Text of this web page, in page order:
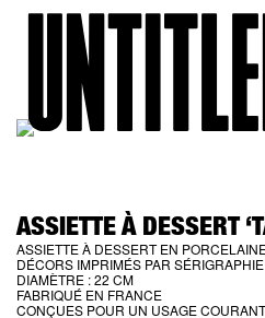
Shop
ASSIETTE À DESSERT
ASSIETTE À DESSERT EN
DÉCORS IMPRIMÉS PAR
DIAMÈTRE : 22 CM
FABRIQUÉ EN FRANCE
CONÇUES POUR UN USAGE